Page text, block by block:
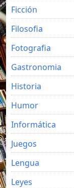
Ficción
Filosofia
Fotografia
Gastronomia
Historia
Humor
Informática
Juegos
Lengua
Leyes